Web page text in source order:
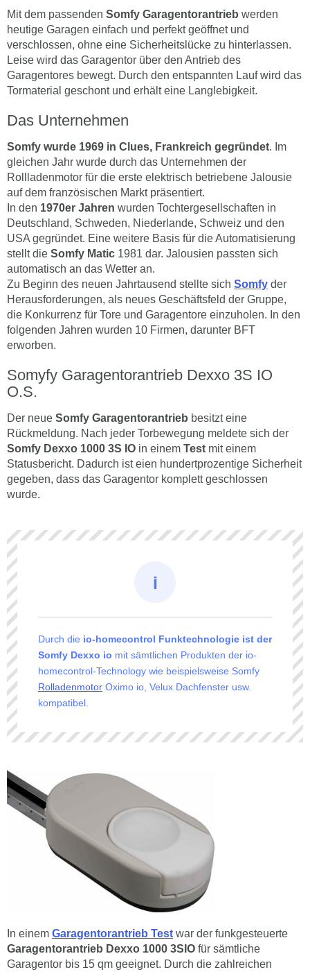
Mit dem passenden Somfy Garagentorantrieb werden
heutige Garagen einfach und perfekt geöffnet und
verschlossen, ohne eine Sicherheitslücke zu hinterlassen.
Leise wird das Garagentor über den Antrieb des
Garagentores bewegt. Durch den entspannten Lauf wird das
Tormaterial geschont und erhält eine Langlebigkeit.
Das Unternehmen
Somfy wurde 1969 in Clues, Frankreich gegründet. Im
gleichen Jahr wurde durch das Unternehmen der
Rollladenmotor für die erste elektrisch betriebene Jalousie
auf dem französischen Markt präsentiert.
In den 1970er Jahren wurden Tochtergesellschaften in
Deutschland, Schweden, Niederlande, Schweiz und den
USA gegründet. Eine weitere Basis für die Automatisierung
stellt die Somfy Matic 1981 dar. Jalousien passten sich
automatisch an das Wetter an.
Zu Beginn des neuen Jahrtausend stellte sich Somfy der
Herausforderungen, als neues Geschäftsfeld der Gruppe,
die Konkurrenz für Tore und Garagentore einzuholen. In den
folgenden Jahren wurden 10 Firmen, darunter BFT
erworben.
Somyfy Garagentorantrieb Dexxo 3S IO
O.S.
Der neue Somfy Garagentorantrieb besitzt eine
Rückmeldung. Nach jeder Torbewegung meldete sich der
Somfy Dexxo 1000 3S IO in einem Test mit einem
Statusbericht. Dadurch ist eien hundertprozentige Sicherheit
gegeben, dass das Garagentor komplett geschlossen
wurde.
Durch die io-homecontrol Funktechnologie ist der
Somfy Dexxo io mit sämtlichen Produkten der io-
homecontrol-Technology wie beispielsweise Somfy
Rolladenmotor Oximo io, Velux Dachfenster usw.
kompatibel.
In einem Garagentorantrieb Test war der funkgesteuerte
Garagentorantrieb Dexxo 1000 3SIO für sämtliche
Garagentor bis 15 qm geeignet. Durch die zahlreichen